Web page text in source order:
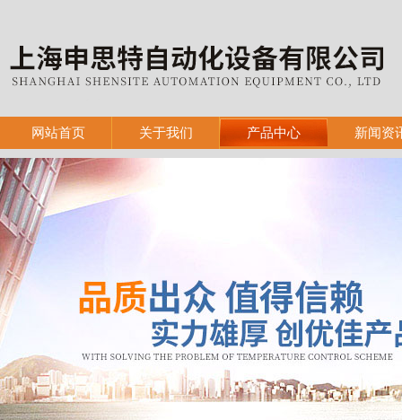
网站首页 关于我们 产品中心 新闻资